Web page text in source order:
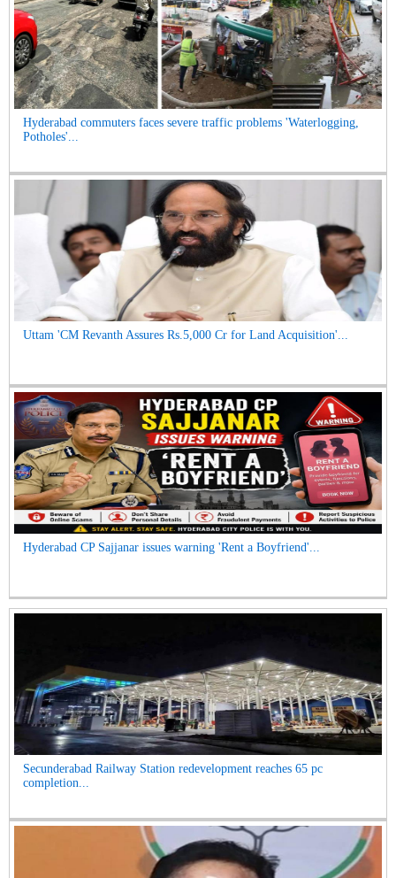
Hyderabad commuters faces severe traffic problems 'Waterlogging,
Potholes'...
Uttam 'CM Revanth Assures Rs.5,000 Cr for Land Acquisition'...
Hyderabad CP Sajjanar issues warning 'Rent a Boyfriend'...
Secunderabad Railway Station redevelopment reaches 65 pc
completion...